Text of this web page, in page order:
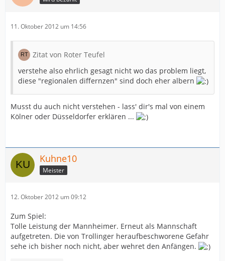
11. Oktober 2012 um 14:56
Zitat von Roter Teufel
verstehe also ehrlich gesagt nicht wo das problem liegt,
diese "regionalen differnzen" sind doch eher albern
Musst du auch nicht verstehen - lass' dir's mal von einem
Kölner oder Düsseldorfer erklären ...
Kuhne10
Meister
12. Oktober 2012 um 09:12
Zum Spiel:
Tolle Leistung der Mannheimer. Erneut als Mannschaft
aufgetreten. Die von Trollinger heraufbeschworene Gefahr
sehe ich bisher noch nicht, aber wehret den Anfängen.